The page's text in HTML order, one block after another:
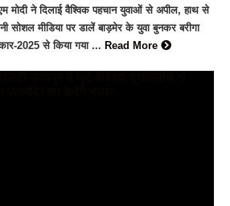
मोदी ने दिलाई वैश्विक पहचान युवाओं से अपील, हाथ से
सोशल मीडिया पर डालें बाड़मेर के युवा बुनकर बरीगा
2025 से किया गया ... Read More